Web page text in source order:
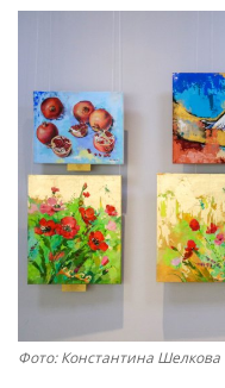
СПЕЦПРОЕКТЫ
СПОРТ
Чек-лист
РАЗВЛЕЧЕНИЯ
OFFICIAL
Фото: Константина Шелкова